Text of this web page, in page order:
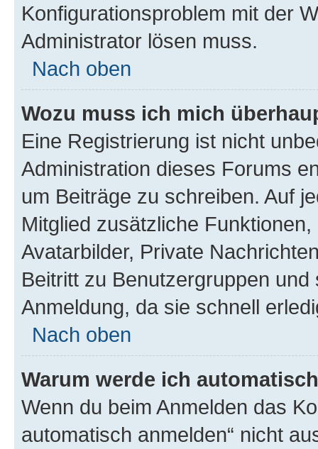
Konfigurationsproblem mit der
Administrator lösen muss.
Nach oben
Wozu muss ich mich
Eine Registrierung ist nicht
Administration dieses Forums
um Beiträge zu schreiben. Auf
Mitglied zusätzliche
Avatarbilder, Private
Beitritt zu Benutzergruppen
Anmeldung, da sie schnell
Nach oben
Warum werde ich
Wenn du beim Anmelden das
automatisch anmelden“ nicht